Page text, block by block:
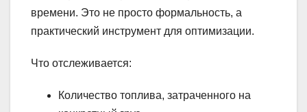
времени. Это не просто формальность, а
практический инструмент для оптимизации.
Что отслеживается:
Количество топлива, затраченного на